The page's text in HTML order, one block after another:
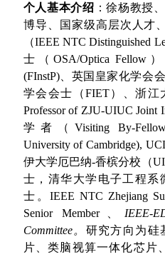
个人基本介绍 ：徐杨教授
博导、国家级高层次人才
（IEEE NTC Distinguished
士（OSA/Optica
(FInstP)、英国皇家化学会
学会会士（FIET）、浙江
Professor of ZJU-UIUC
学者（Visiting By-
University of Cambridge),
伊大学厄巴纳-香槟分校（
士，清华大学电子工程系
士。IEEE NTC Zhejiang
Senior Member、 IEEE-
Committee。 研究方向为硅
片、类脑视算一体化芯片